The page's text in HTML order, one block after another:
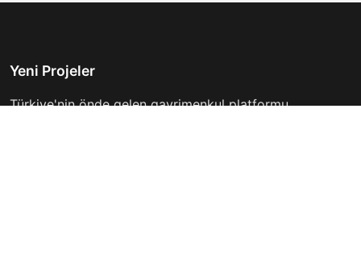
Yeni Projeler
Türkiye'nin önde gelen gayrimenkul platformu.